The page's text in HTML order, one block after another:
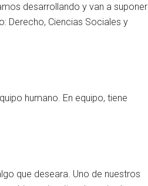
desarrollando y van a suponer
Derecho, Ciencias Sociales y
humano. En equipo, tiene
que deseara. Uno de nuestros